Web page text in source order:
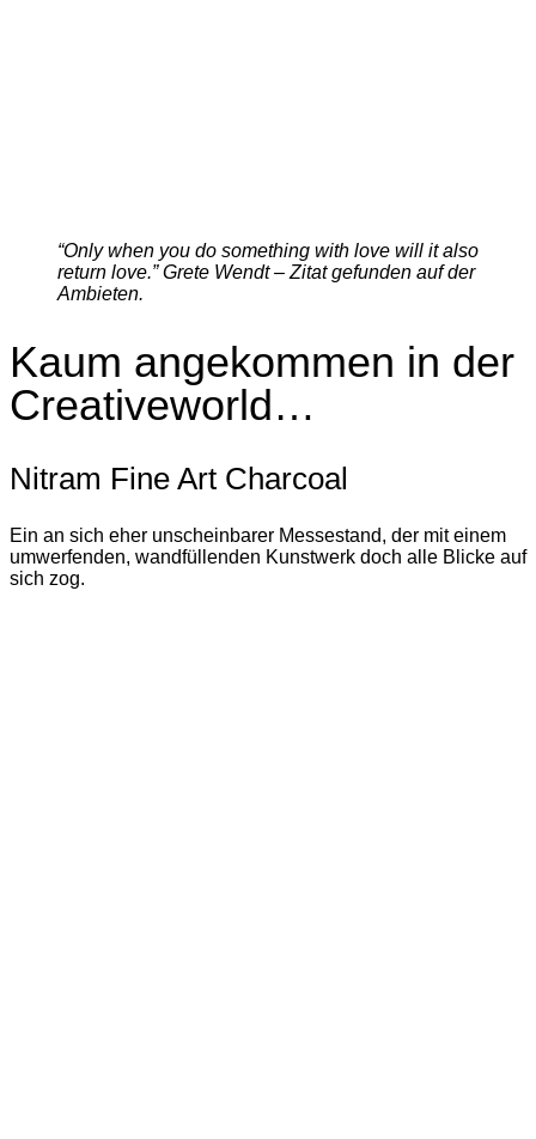
“Only when you do something with love will it also
return love.” Grete Wendt – Zitat gefunden auf der
Ambieten.
Kaum angekommen in der
Creativeworld…
Nitram Fine Art Charcoal
Ein an sich eher unscheinbarer Messestand, der mit einem
umwerfenden, wandfüllenden Kunstwerk doch alle Blicke auf
sich zog.